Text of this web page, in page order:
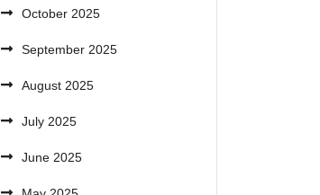
October 2025
September 2025
August 2025
July 2025
June 2025